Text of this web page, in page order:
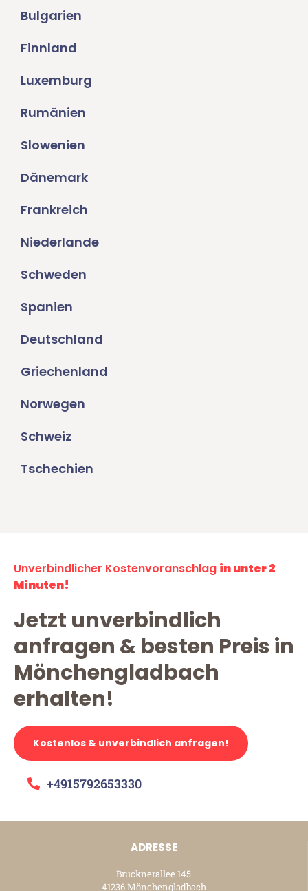
Bulgarien
Finnland
Luxemburg
Rumänien
Slowenien
Dänemark
Frankreich
Niederlande
Schweden
Spanien
Deutschland
Griechenland
Norwegen
Schweiz
Tschechien
Unverbindlicher Kostenvoranschlag in unter 2
Minuten!
Jetzt unverbindlich
anfragen & besten Preis in
Mönchengladbach
erhalten!
Kostenlos & unverbindlich anfragen!
+4915792653330
ADRESSE
Brucknerallee 145
41236 Mönchengladbach